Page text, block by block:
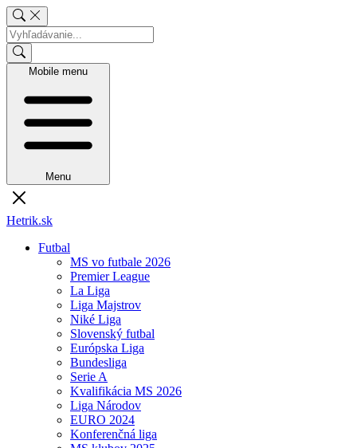
Mobile menu
Menu
Hetrik.sk
Futbal
MS vo futbale 2026
Premier League
La Liga
Liga Majstrov
Niké Liga
Slovenský futbal
Európska Liga
Bundesliga
Serie A
Kvalifikácia MS 2026
Liga Národov
EURO 2024
Konferenčná liga